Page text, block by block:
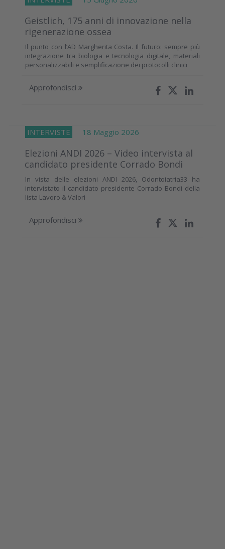
Geistlich, 175 anni di innovazione nella
rigenerazione ossea
Il punto con l’AD Margherita Costa. Il futuro: sempre più
integrazione tra biologia e tecnologia digitale, materiali
personalizzabili e semplificazione dei protocolli clinici
Approfondisci
INTERVISTE 18 Maggio 2026
Elezioni ANDI 2026 – Video intervista al
candidato presidente Corrado Bondi
In vista delle elezioni ANDI 2026, Odontoiatria33 ha
intervistato il candidato presidente Corrado Bondi della
lista Lavoro & Valori
Approfondisci